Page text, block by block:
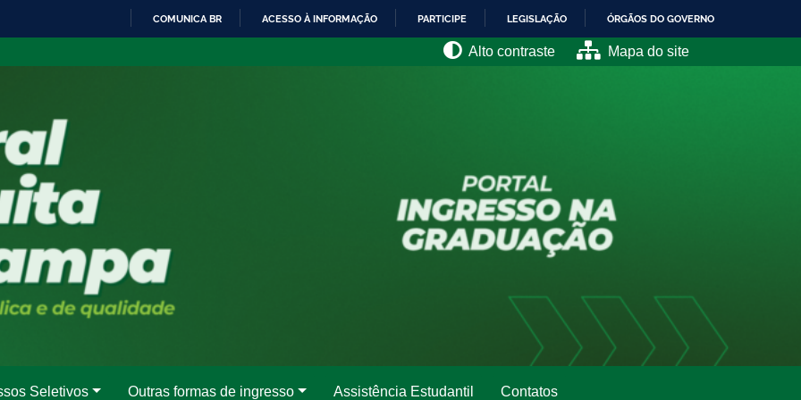
COMUNICA BR ACESSO À INFORMAÇÃO PARTICIPE LEGISLAÇÃO ÓRGÃOS DO GOVERNO
Alto contraste Mapa do site
Seletivos Outras formas de ingresso Assistência Estudantil Contatos